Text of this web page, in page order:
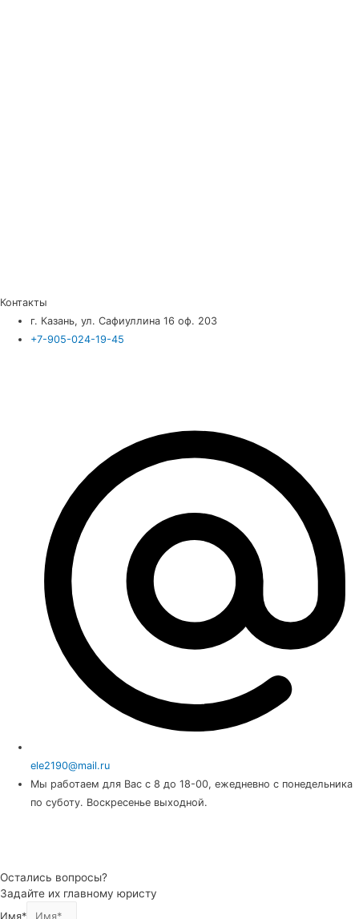
Контакты
г. Казань, ул. Сафиуллина 16 оф. 203
+7-905-024-19-45
ele2190@mail.ru
Мы работаем для Вас с 8 до 18-00, ежедневно с понедельника
по суботу. Воскресенье выходной.
Остались вопросы?
Задайте их главному юристу
Имя*